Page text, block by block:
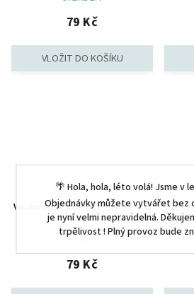
🌴 Hola, hola, léto volá! Jsme v
Objednávky můžete vytvářet bez
je nyní velmi nepravidelná.
trpělivost ! Plný provoz bude
79 Kč
Velikonoční ubrousky, žluté - 20
ks
SKLADEM
79 Kč